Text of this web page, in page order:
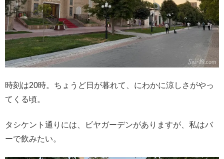
時刻は20時。ちょうど日が暮れて、にわかに涼しさがやっ
てくる頃。
タシケント通りには、ビヤガーデンがありますが、私はバ
ーで飲みたい。